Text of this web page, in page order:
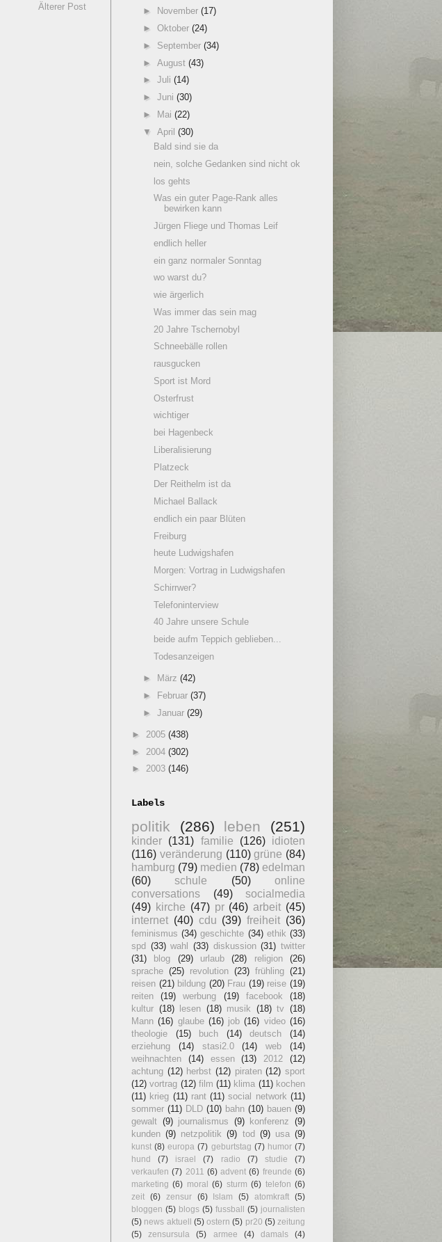
Älterer Post
►
November (17)
► Oktober (24)
► September (34)
► August (43)
► Juli (14)
► Juni (30)
►
Mai (22)
▼ April (30)
Bald sind sie da
nein, solche Gedanken sind nicht ok
los gehts
Was ein guter Page-Rank alles
bewirken kann
Jürgen Fliege und Thomas Leif
endlich heller
ein ganz normaler Sonntag
wo warst du?
wie ärgerlich
Was immer das sein mag
20 Jahre Tschernobyl
Schneebälle rollen
rausgucken
Sport ist Mord
Osterfrust
wichtiger
bei Hagenbeck
Liberalisierung
Platzeck
Der Reithelm ist da
Michael Ballack
endlich ein paar Blüten
Freiburg
heute Ludwigshafen
Morgen: Vortrag in Ludwigshafen
Schirrwer?
Telefoninterview
40 Jahre unsere Schule
beide aufm Teppich geblieben...
Todesanzeigen
► März (42)
►
Februar (37)
► Januar (29)
► 2005 (438)
► 2004 (302)
► 2003 (146)
Labels
politik (286) leben (251)
kinder (131) familie (126)
idioten
(116) veränderung (110) grüne (84)
hamburg (79) medien (78) edelman
(60)
schule (50)
online
conversations
(49)
socialmedia
(49) kirche (47) pr (46) arbeit (45)
internet (40) cdu (39) freiheit (36)
feminismus (34) geschichte (34) ethik (33)
spd (33) wahl (33) diskussion (31) twitter
(31)
blog (29) urlaub (28) religion
(26)
sprache (25) revolution (23) frühling (21)
reisen (21) bildung (20) Frau (19) reise (19)
reiten
(19) werbung (19) facebook
(18)
kultur (18) lesen (18) musik (18) tv
(18)
Mann (16) glaube (16) job (16) video (16)
theologie
(15) buch (14) deutsch
(14)
erziehung
(14) stasi2.0 (14) web
(14)
weihnachten
(14) essen (13) 2012
(12)
achtung (12) herbst (12) piraten (12) sport
(12) vortrag (12) film (11) klima (11) kochen
(11) krieg (11) rant (11) social network (11)
sommer (11) DLD (10) bahn (10) bauen (9)
gewalt (9) journalismus (9) konferenz
(9)
kunden (9) netzpolitik (9) tod (9) usa (9)
kunst (8) europa (7) geburtstag (7) humor (7)
hund
(7) israel (7) radio (7) studie
(7)
verkaufen (7) 2011 (6) advent (6) freunde (6)
marketing (6) moral (6) sturm (6) telefon (6)
zeit
(6) zensur (6) Islam (5) atomkraft
(5)
bloggen (5) blogs (5) fussball (5) journalisten
(5) news aktuell (5) ostern (5) pr20 (5) zeitung
(5)
zensursula (5) armee (4) damals
(4)